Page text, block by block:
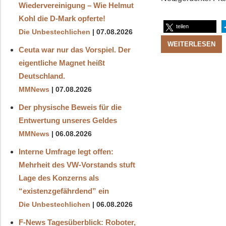
teilen
WEITERLESEN
Wiedervereinigung – Wie Helmut
Kohl die D‑Mark opferte!
Die Unbestechlichen 07.08.2026
Ceuta war nur das Vorspiel. Der
eigentliche Magnet heißt
Deutschland.
MMNews 07.08.2026
Der physische Beweis für die
Entwertung unseres Geldes
MMNews 06.08.2026
Interne Umfrage legt offen:
Mehrheit des VW-Vorstands stuft
Lage des Konzerns als
“existenzgefährdend” ein
Die Unbestechlichen 06.08.2026
F-News Tagesüberblick: Roboter,